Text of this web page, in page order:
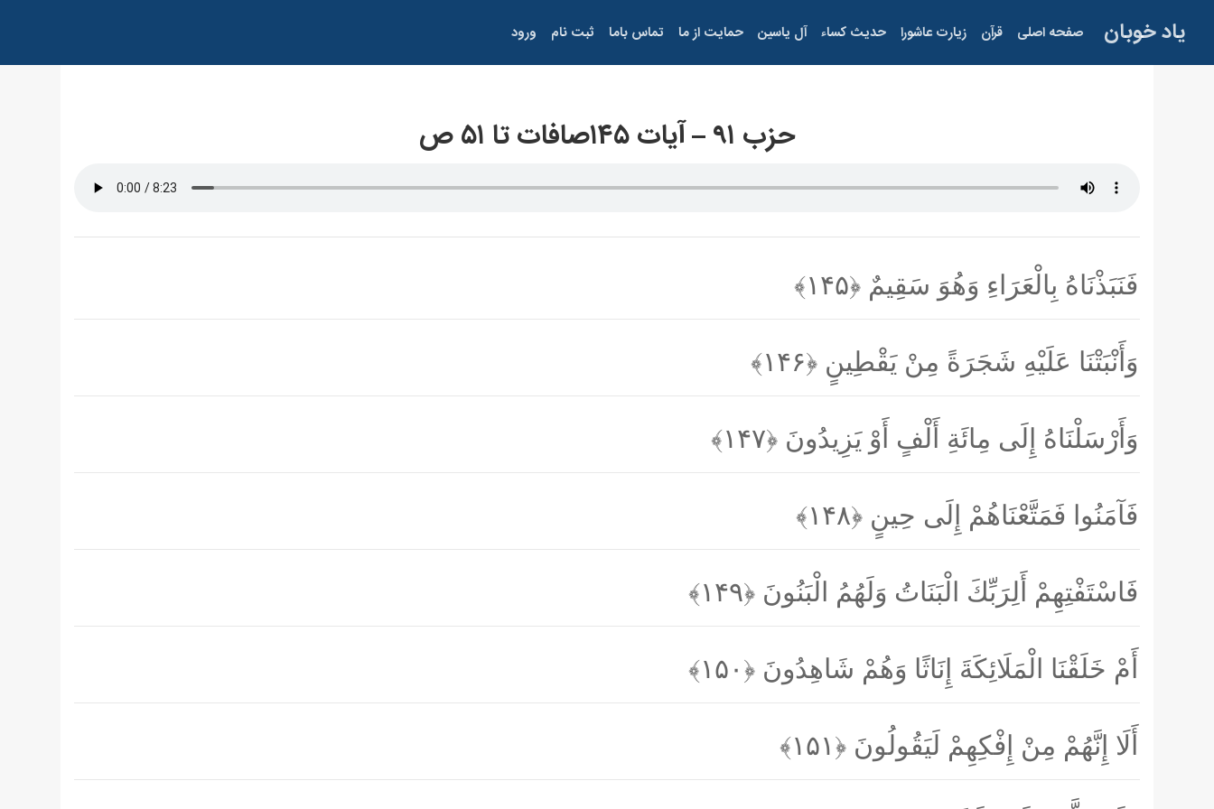
یاد خوبان صفحه اصلی قرآن زیارت عاشورا حدیث کساء آل یاسین حمایت از ما تماس باما ثبت نام ورود
حزب ۹۱ – آيات ۱۴۵صافات تا ۵۱ ص
فَنَبَذْنَاهُ بِالْعَرَاءِ وَهُوَ سَقِيمٌ ﴿۱۴۵﴾
وَأَنْبَتْنَا عَلَيْهِ شَجَرَةً مِنْ يَقْطِينٍ ﴿۱۴۶﴾
وَأَرْسَلْنَاهُ إِلَى مِائَةِ أَلْفٍ أَوْ يَزِيدُونَ ﴿۱۴۷﴾
فَآمَنُوا فَمَتَّعْنَاهُمْ إِلَى حِينٍ ﴿۱۴۸﴾
فَاسْتَفْتِهِمْ أَلِرَبِّكَ الْبَنَاتُ وَلَهُمُ الْبَنُونَ ﴿۱۴۹﴾
أَمْ خَلَقْنَا الْمَلَائِكَةَ إِنَاثًا وَهُمْ شَاهِدُونَ ﴿۱۵۰﴾
أَلَا إِنَّهُمْ مِنْ إِفْكِهِمْ لَيَقُولُونَ ﴿۱۵۱﴾